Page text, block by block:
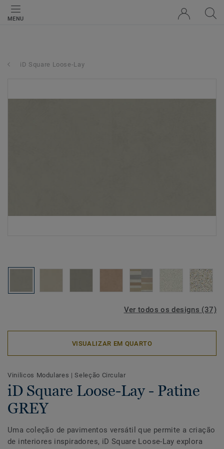
MENU
iD Square Loose-Lay
Ver todos os designs (37)
VISUALIZAR EM QUARTO
Vinilicos Modulares |Seleção Circular
iD Square Loose-Lay - Patine
GREY
Uma coleção de pavimentos versátil que permite a criação
de interiores inspiradores, iD Square Loose-Lay explora